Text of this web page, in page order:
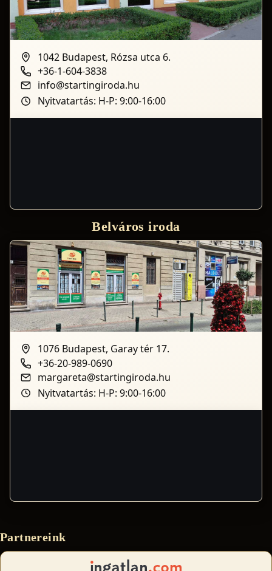
1042 Budapest, Rózsa utca 6.
+36-1-604-3838
info@startingiroda.hu
Nyitvatartás: H-P: 9:00-16:00
Belváros iroda
1076 Budapest, Garay tér 17.
+36-20-989-0690
margareta@startingiroda.hu
Nyitvatartás: H-P: 9:00-16:00
Partnereink